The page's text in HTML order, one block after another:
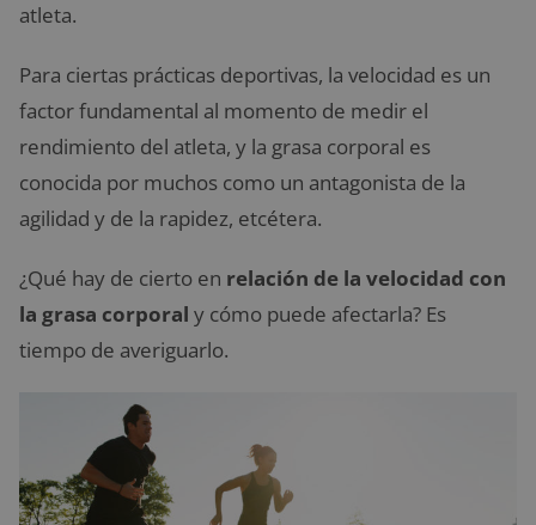
atleta.
Para ciertas prácticas deportivas, la velocidad es un
factor fundamental al momento de medir el
rendimiento del atleta, y la grasa corporal es
conocida por muchos como un antagonista de la
agilidad y de la rapidez, etcétera.
¿Qué hay de cierto en relación de la velocidad con
la grasa corporal y cómo puede afectarla? Es
tiempo de averiguarlo.